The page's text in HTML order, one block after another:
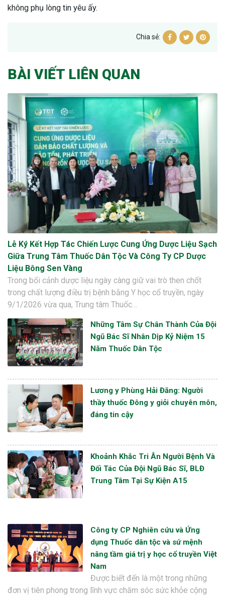
không phụ lòng tin yêu ấy.
Chia sẻ:
BÀI VIẾT LIÊN QUAN
Lễ Ký Kết Hợp Tác Chiến Lược Cung Ứng Dược Liệu Sạch
Giữa Trung Tâm Thuốc Dân Tộc Và Công Ty CP Dược
Liệu Bông Sen Vàng
Trong bối cảnh dược liệu ngày càng giữ vai trò then chốt
trong chất lượng điều trị bệnh bằng Y học cổ truyền, ngày
9/1/2026 vừa qua, Trung tâm Thuốc…
Những Tâm Sự Chân Thành Của Đội
Ngũ Bác Sĩ Nhân Dịp Kỷ Niệm 15
Năm Thuốc Dân Tộc
Lương y Phùng Hải Đăng: Người
thầy thuốc Đông y giỏi chuyên môn,
đáng tin cậy
Khoảnh Khắc Tri Ân Người Bệnh Và
Đối Tác Của Đội Ngũ Bác Sĩ, BLĐ
Trung Tâm Tại Sự Kiện A15
Công ty CP Nghiên cứu và Ứng
dụng Thuốc dân tộc và sứ mệnh
nâng tầm giá trị y học cổ truyền Việt
Nam
Được biết đến là một trong những
đơn vị tiên phong trong lĩnh vực chăm sóc sức khỏe cộng